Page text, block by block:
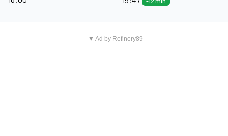
▼ Ad by Refinery89